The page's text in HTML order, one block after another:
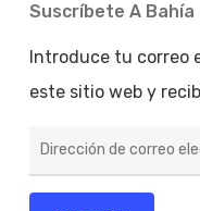
Suscríbete A
Introduce tu correo
este sitio web y
de